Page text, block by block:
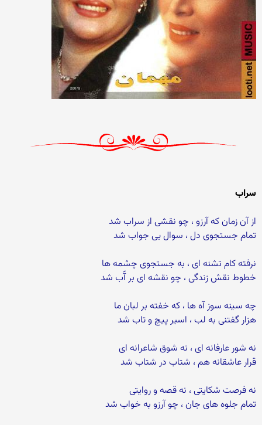
سراب
از آن زمان که آرزو ، چو نقشی از سراب شد
تمام جستجوی دل ، سوال بی جواب شد
نرفته کام تشنه ای ، به جستجوی چشمه ها
خطوط نقش زندگی ، چو نقشه ای بر آّب شد
چه سینه سوز آه ها ، که خفته بر لبان ما
هزار گفتنی به لب ، اسیر پیچ و تاب شد
نه شور عارفانه ای ، نه شوق شاعرانه ای
قرار عاشقانه هم ، شتاب در شتاب شد
نه فرصت شکایتی ، نه قصه و روایتی
تمام جلوه های جان ، چو آرزو به خواب شد